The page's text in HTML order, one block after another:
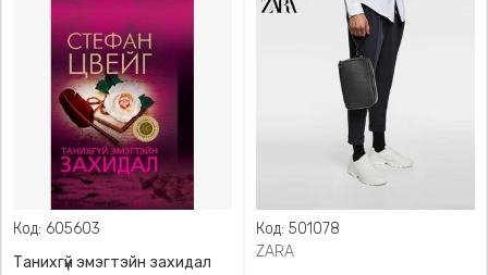
Код: 605603
Танихгүй эмэгтэйн захидал
Код: 501078
ZARA